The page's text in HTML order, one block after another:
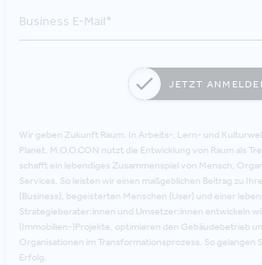
JETZT
Wir geben Zukunft Raum. In Arbeits-, Lern- und
Planet. M.O.O.CON nutzt die Entwicklung von Raum als
schafft ein lebendiges Zusammenspiel von Mensch,
Services. So leisten wir einen maßgeblichen Beitrag zu
(Business), begeisterten Menschen (User) und einer
Strategieberater:innen und Umsetzer:innen entwickeln
(Immobilien-)Projekte, optimieren den Gebäudebetrieb
Organisationen im Transformationsprozess. So gelangen
Erfolg.